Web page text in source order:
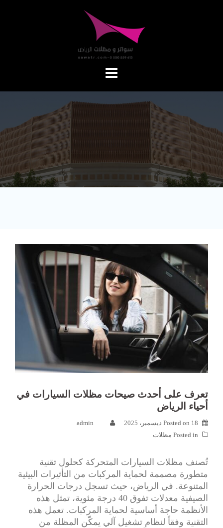
تعرف على أحدث صيحات مظلات السيارات في
أحياء الرياض
Posted on 18 ديسمبر، 2025
admin
Posted in مظلات
تُصنف مظلات السيارات المتحركة كحلول تقنية
متطورة مصممة لحماية المركبات من التأثيرات البيئية
المتنوعة. في الرياض، حيث تسجل درجات الحرارة
الصيفية معدلات تفوق 40 درجة مئوية، تمثل هذه
الأنظمة حاجة أساسية لحماية المركبات. تعمل هذه
التقنية وفقاً لنظام تشغيل آلي يمكّن المظلة من